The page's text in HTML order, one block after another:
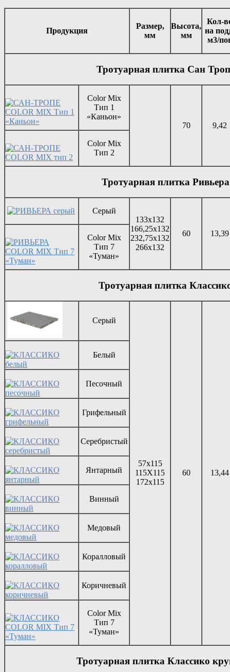
Продукция
Размер,
мм
Высота,
мм
Кол-
на
м3/
Тротуарная плитка Сан
Color Mix
Тип 1
«Каньон»
70
9,42
Color Mix
Тип 2
Тротуарная плитка Ривьера
Серый
133х132
166,25х132
232,75х132
266х132
60 13,39
Color Mix
Тип 7
«Туман»
Тротуарная плитка
Серый
57х115
115Х115
172х115
60 13,44
Белый
Песочный
Грифельный
Серебристый
Янтарный
Винный
Медовый
Коралловый
Коричневый
Color Mix
Тип 7
«Туман»
Тротуарная плитка Классико